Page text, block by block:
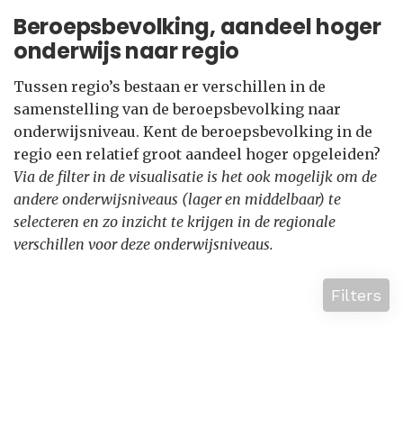
Beroepsbevolking, aandeel hoger
onderwijs naar regio
Tussen regio’s bestaan er verschillen in de
samenstelling van de beroepsbevolking naar
onderwijsniveau. Kent de beroepsbevolking in de
regio een relatief groot aandeel hoger opgeleiden?
Via de filter in de visualisatie is het ook mogelijk om de
andere onderwijsniveaus (lager en middelbaar) te
selecteren en zo inzicht te krijgen in de regionale
verschillen voor deze onderwijsniveaus.
Filters